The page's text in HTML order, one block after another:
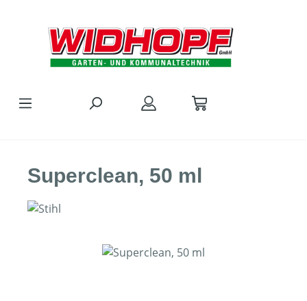
Superclean, 50 ml
Bildergalerie überspringen